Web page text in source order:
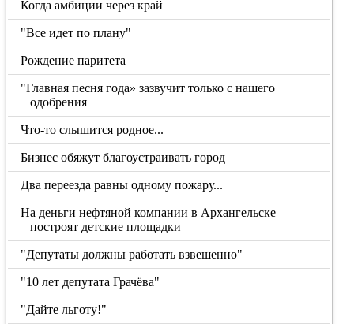
Когда амбиции через край
"Все идет по плану"
Рождение паритета
"Главная песня года» зазвучит только с нашего
одобрения
Что-то слышится родное...
Бизнес обяжут благоустраивать город
Два переезда равны одному пожару...
На деньги нефтяной компании в Архангельске
построят детские площадки
"Депутаты должны работать взвешенно"
"10 лет депутата Грачёва"
"Дайте льготу!"